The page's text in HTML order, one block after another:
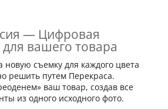
— Цифровая
вашего товара
новую съемку для каждого цвета
решить путем Перекраса.
ваш товар, создав все
из одного исходного фото.